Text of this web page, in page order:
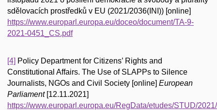
sdělovacích prostředků v EU (2021/2036(INI)) [online]
https://www.europarl.europa.eu/doceo/document/TA-9-
2021-0451_CS.pdf
[4] Policy Department for Citizens’ Rights and
Constitutional Affairs. The Use of SLAPPs to Silence
Journalists, NGOs and Civil Society [online] European
Parliament[12.11.2021]
https://www.europarl.europa.eu/RegData/etudes/STUD/